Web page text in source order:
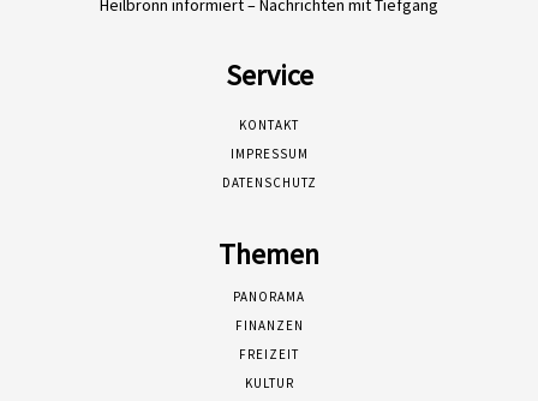
Heilbronn informiert – Nachrichten mit Tiefgang
Service
KONTAKT
IMPRESSUM
DATENSCHUTZ
Themen
PANORAMA
FINANZEN
FREIZEIT
KULTUR